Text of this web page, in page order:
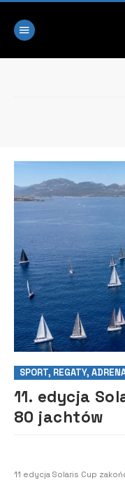
SPORT, REGATY,
11. edycja
80 jachtów
11 edycja Solaris Cup